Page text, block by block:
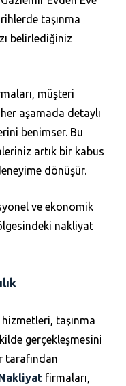
taşınma
belirlediğiniz
müşteri
aşamada detaylı
benimser. Bu
artık bir kabus
dönüşür.
ve ekonomik
nakliyat
hizmetleri, taşınma
gerçekleşmesini
tarafından
firmaları,